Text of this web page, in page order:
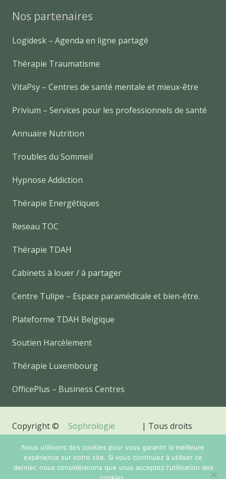
Nos partenaires
Logidesk – Agenda en ligne partagé
Thérapie Traumatisme
VitaPsy – Centres de santé mentale et mieux-être
Privium – Services pour les professionnels de santé
Annuaire Nutrition
Troubles du Sommeil
Hypnose Addiction
Thérapie Energétiques
Reseau TOC
Thérapie TDAH
Cabinets à louer / à partager
Centre Tulipe – Espace paramédicale et bien-être.
Plateforme TDAH Belgique
Soutien Harcèlement
Thérapie Luxembourg
OfficePlus – Business Centres
Copyright ©
Sophrologie
| Tous droits
Powered byPrivium – Des services qui soutiennent
vos soins. Pour psychologues, psychotherapeutes et
Nous utilisons des cookies pour vous garantir la meilleure
expérience sur notre site. Si vous continuez à utiliser ce
dernier, nous considérerons que vous acceptez l'utilisation des